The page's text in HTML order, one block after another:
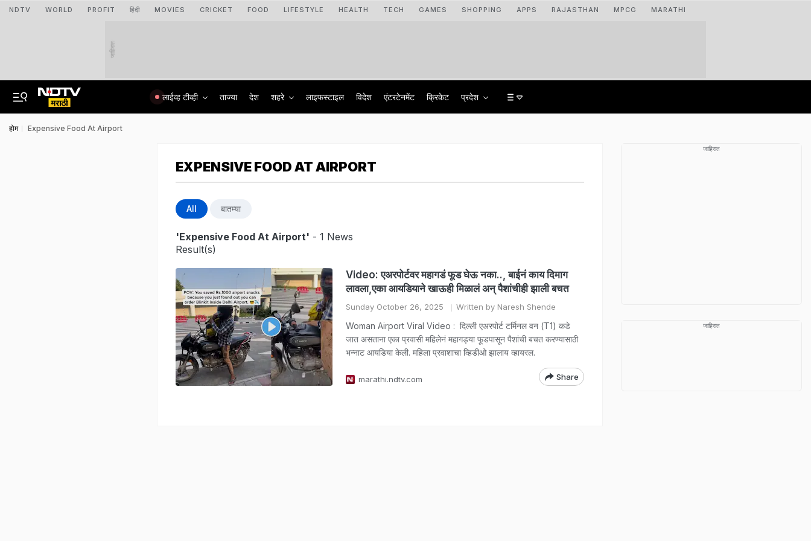
NDTV WORLD PROFIT हिंदी MOVIES CRICKET FOOD LIFESTYLE HEALTH TECH GAMES SHOPPING APPS RAJASTHAN MPCG MARATHI
जाहिरात
लाईव्ह टीव्ही ताज्या देश शहरे लाइफस्टाइल विदेश एंटरटेनमेंट क्रिकेट प्रदेश
होम Expensive Food At Airport
EXPENSIVE FOOD AT AIRPORT
All बातम्या
'Expensive Food At Airport' - 1 News
Result(s)
Video: एअरपोर्टवर महागडं फूड घेऊ नका.., बाईनं काय दिमाग
लावला,एका आयडियाने खाऊही मिळालं अन् पैशांचीही झाली बचत
Sunday October 26, 2025 Written by Naresh Shende
Woman Airport Viral Video : दिल्ली एअरपोर्ट टर्मिनल वन (T1) कडे
जात असताना एका प्रवासी महिलेनं महागड्या फूडपासून पैशांची बचत करण्यासाठी
भन्नाट आयडिया केली. महिला प्रवाशाचा व्हिडीओ झालाय व्हायरल.
marathi.ndtv.com Share
जाहिरात
जाहिरात